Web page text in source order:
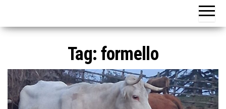
a
v
a
z
i
Tag: formello